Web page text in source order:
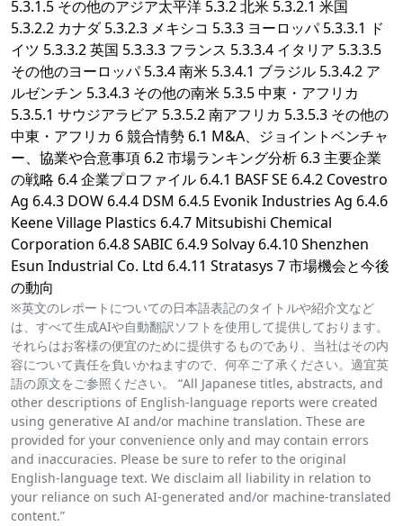
5.3.1.5 その他のアジア太平洋 5.3.2 北米 5.3.2.1 米国
5.3.2.2 カナダ 5.3.2.3 メキシコ 5.3.3 ヨーロッパ 5.3.3.1 ド
イツ 5.3.3.2 英国 5.3.3.3 フランス 5.3.3.4 イタリア 5.3.3.5
その他のヨーロッパ 5.3.4 南米 5.3.4.1 ブラジル 5.3.4.2 ア
ルゼンチン 5.3.4.3 その他の南米 5.3.5 中東・アフリカ
5.3.5.1 サウジアラビア 5.3.5.2 南アフリカ 5.3.5.3 その他の
中東・アフリカ 6 競合情勢 6.1 M&A、ジョイントベンチャ
ー、協業や合意事項 6.2 市場ランキング分析 6.3 主要企業
の戦略 6.4 企業プロファイル 6.4.1 BASF SE 6.4.2 Covestro
Ag 6.4.3 DOW 6.4.4 DSM 6.4.5 Evonik Industries Ag 6.4.6
Keene Village Plastics 6.4.7 Mitsubishi Chemical
Corporation 6.4.8 SABIC 6.4.9 Solvay 6.4.10 Shenzhen
Esun Industrial Co. Ltd 6.4.11 Stratasys 7 市場機会と今後
の動向
※英文のレポートについての日本語表記のタイトルや紹介文など
は、すべて生成AIや自動翻訳ソフトを使用して提供しております。
それらはお客様の便宜のために提供するものであり、当社はその内
容について責任を負いかねますので、何卒ご了承ください。適宜英
語の原文をご参照ください。 “All Japanese titles, abstracts, and
other descriptions of English-language reports were created
using generative AI and/or machine translation. These are
provided for your convenience only and may contain errors
and inaccuracies. Please be sure to refer to the original
English-language text. We disclaim all liability in relation to
your reliance on such AI-generated and/or machine-translated
content.”